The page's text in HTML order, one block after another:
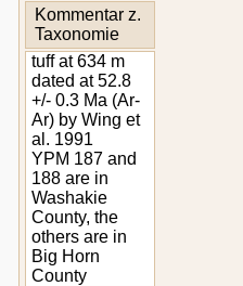
Kommentar z.
Taxonomie
tuff at 634 m
dated at 52.8
+/- 0.3 Ma (Ar-
Ar) by Wing et
al. 1991
YPM 187 and
188 are in
Washakie
County, the
others are in
Big Horn
County